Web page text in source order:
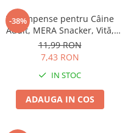
-38%
Recompense pentru Câine
Adult, MERA Snacker, Vită,
200g
11,99 RON
7,43 RON
IN STOC
ADAUGA IN COS